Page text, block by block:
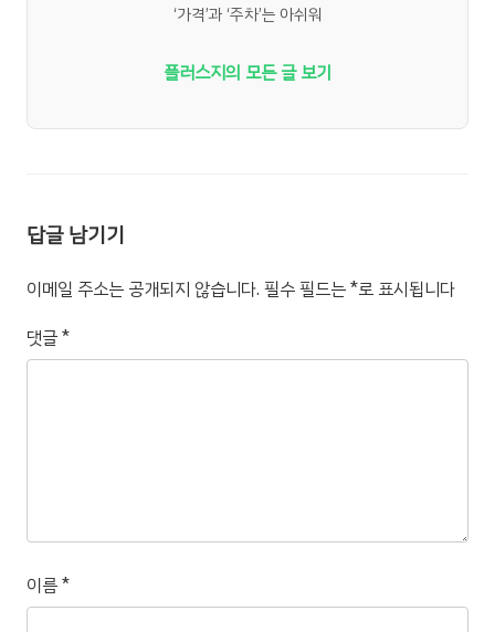
‘가격’과 ‘주차’는 아쉬워
플러스지의 모든 글 보기
답글 남기기
이메일 주소는 공개되지 않습니다. 필수 필드는*로 표시됩니다
댓글*
이름*